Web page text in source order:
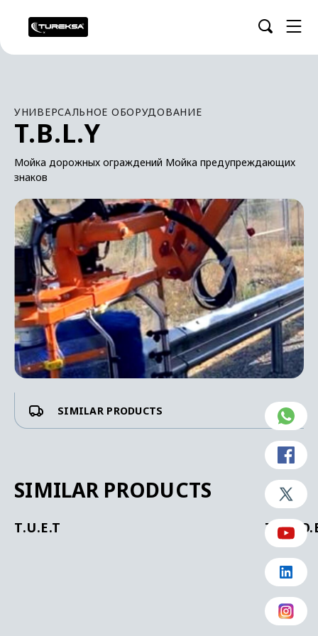
УНИВЕРСАЛЬНОЕ ОБОРУДОВАНИЕ
T.B.L.Y
Мойка дорожных ограждений Мойка предупреждающих
знаков
SIMILAR PRODUCTS
SIMILAR PRODUCTS
T.U.E.T